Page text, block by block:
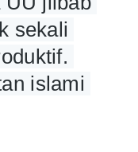
sekali
islami